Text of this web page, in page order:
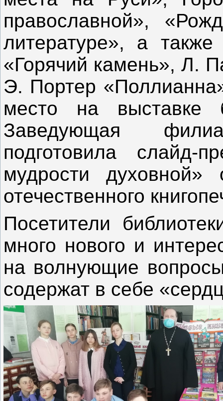
православной»,
литературе», а
«Горячий камень», Л.
Э. Портер
место на выставке
Заведующая
подготовила слайд-
мудрости духовной»
отечественного
Посетители
много нового и
на волнующие
содержат в себе